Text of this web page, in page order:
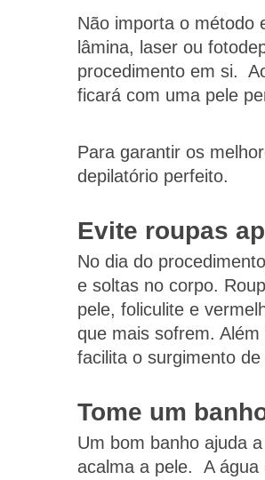
Não importa o método
lâmina, laser ou
procedimento em si.
ficará com uma pele
Para garantir os
depilatório perfeito.
Evite roupas
No dia do
e soltas no corpo.
pele, foliculite e
que mais sofrem.
facilita o surgimento
Tome um
Um bom banho ajuda
acalma a pele. A água